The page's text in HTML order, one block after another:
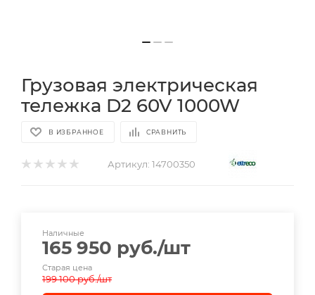
Грузовая электрическая
тележка D2 60V 1000W
В ИЗБРАННОЕ СРАВНИТЬ
Артикул: 14700350
Наличные
165 950 руб./шт
Старая цена
199 100руб./шт